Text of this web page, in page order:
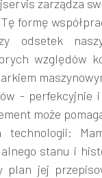
zarządza
formę
odsetek
względów
- perfekcyjnie
może
technologii:
stanu i
plan jej